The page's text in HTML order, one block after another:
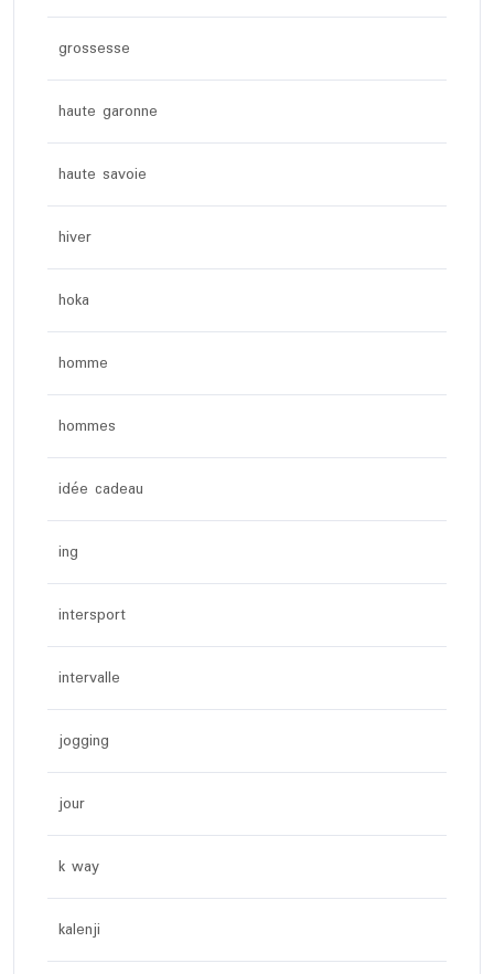
grossesse
haute garonne
haute savoie
hiver
hoka
homme
hommes
idée cadeau
ing
intersport
intervalle
jogging
jour
k way
kalenji